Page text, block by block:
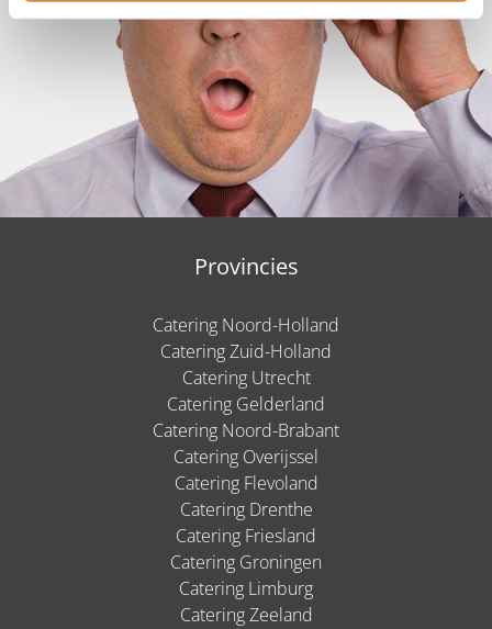
Provincies
Catering Noord-Holland
Catering Zuid-Holland
Catering Utrecht
Catering Gelderland
Catering Noord-Brabant
Catering Overijssel
Catering Flevoland
Catering Drenthe
Catering Friesland
Catering Groningen
Catering Limburg
Catering Zeeland